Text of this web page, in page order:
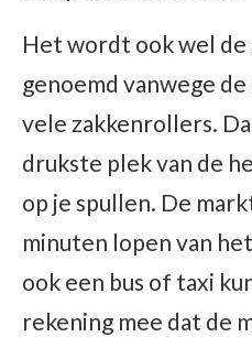
Het wordt ook wel
genoemd vanwege
vele zakkenrollers.
drukste plek van de
op je spullen. De
minuten lopen van
ook een bus of taxi
rekening mee dat de